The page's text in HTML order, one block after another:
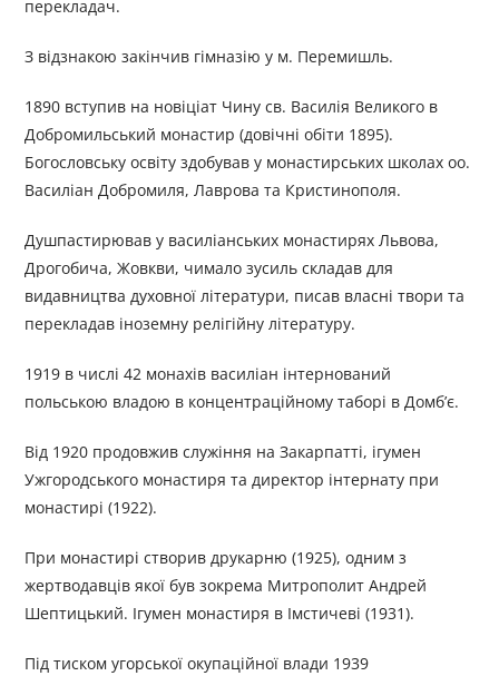
перекладач.
З відзнакою закінчив гімназію у м. Перемишль.
1890 вступив на новіціат Чину св. Василія Великого в
Добромильський монастир (довічні обіти 1895).
Богословську освіту здобував у монастирських школах оо.
Василіан Добромиля, Лаврова та Кристинополя.
Душпастирював у василіанських монастирях Львова,
Дрогобича, Жовкви, чимало зусиль складав для
видавництва духовної літератури, писав власні твори та
перекладав іноземну релігійну літературу.
1919 в числі 42 монахів василіан інтернований
польською владою в концентраційному таборі в Домб’є.
Від 1920 продовжив служіння на Закарпатті, ігумен
Ужгородського монастиря та директор інтернату при
монастирі (1922).
При монастирі створив друкарню (1925), одним з
жертводавців якої був зокрема Митрополит Андрей
Шептицький. Ігумен монастиря в Імстичеві (1931).
Під тиском угорської окупаційної влади 1939